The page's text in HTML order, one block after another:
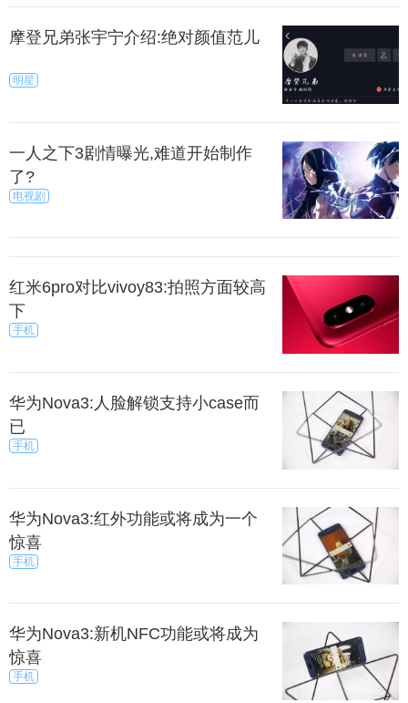
跟妹子约好看电影，却吵起来到底要看国外的动作
片还是看妹子喜欢的爱情喜剧。好吧，看来你是真来
看电影的。
上一篇 下一页
来源：暮暮 秀目网 /探索 / 文化
摩登兄弟张宇宁介绍:绝对颜值范儿
明星
一人之下3剧情曝光,难道开始制作
了?
电视剧
红米6pro对比vivoy83:拍照方面较高
下
手机
华为Nova3:人脸解锁支持小case而
已
手机
华为Nova3:红外功能或将成为一个
惊喜
手机
华为Nova3:新机NFC功能或将成为
惊喜
手机